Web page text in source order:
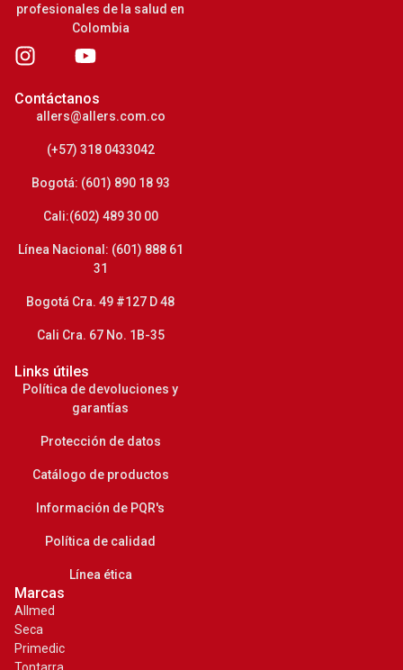
profesionales de la salud en
Colombia
Contáctanos
allers@allers.com.co
(+57) 318 0433042
Bogotá: (601) 890 18 93
Cali:(602) 489 30 00
Línea Nacional: (601) 888 61
31
Bogotá Cra. 49 #127 D 48
Cali Cra. 67 No. 1B-35
Links útiles
Política de devoluciones y
garantías
Protección de datos
Catálogo de productos
Información de PQR's
Política de calidad
Línea ética
Marcas
Allmed
Seca
Primedic
Tontarra